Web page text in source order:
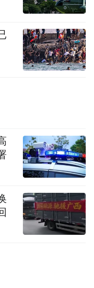
南桥头地瓜产业
深入了解澄迈香
的种植环境、标
主办，9个市县代
代表参加。
内的视频、图片或音
风号”用户上传并发